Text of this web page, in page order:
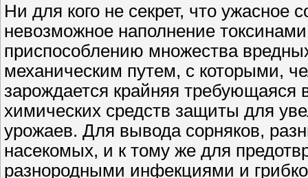
Ни для кого не секрет, что
невозможное наполнение
приспособлению множества
механическим путем, с которыми,
зарождается крайняя
химических средств защиты для
урожаев. Для вывода сорняков,
насекомых, и к тому же для
разнородными инфекциями и